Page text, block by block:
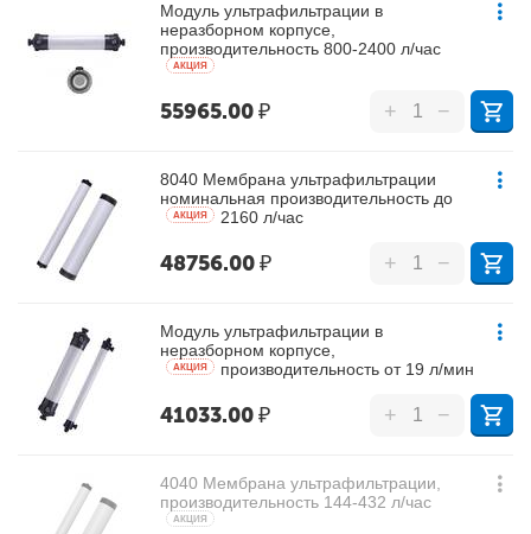
Модуль ультрафильтрации в
неразборном корпусе,
производительность 800-2400 л/час
AКЦИЯ
55965.00₽ + −
8040 Мембрана ультрафильтрации
номинальная производительность до
2160 л/час
AКЦИЯ
48756.00₽ + −
Модуль ультрафильтрации в
неразборном корпусе,
производительность от 19 л/мин
AКЦИЯ
41033.00₽ + −
4040 Мембрана ультрафильтрации,
производительность 144-432 л/час
AКЦИЯ